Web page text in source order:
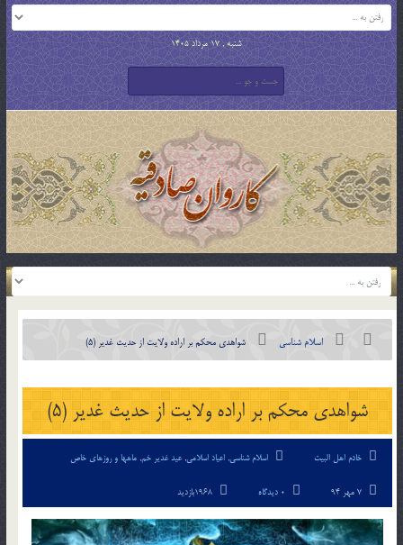
شنبه , 17 مرداد 1405
اسلام شناسی شواهدی محکم بر اراده ولایت از حدیث غدیر (5)
شواهدی محکم بر اراده ولایت از حدیث غدیر (5)
خادم اهل البیت اسلام شناسی, اعیاد اسلامی,عید غدیر خم, ماهها و روزهای خاص
0 دیدگاه